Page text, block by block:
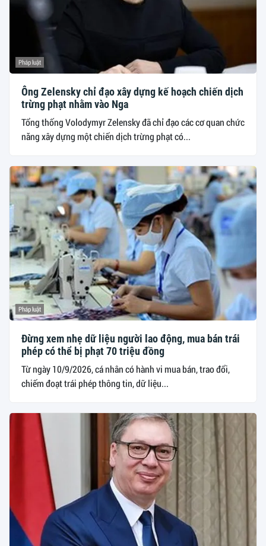
Pháp luật
Ông Zelensky chỉ đạo xây dựng kế hoạch chiến dịch
trừng phạt nhằm vào Nga
Tổng thống Volodymyr Zelensky đã chỉ đạo các cơ quan chức
năng xây dựng một chiến dịch trừng phạt có...
Pháp luật
Đừng xem nhẹ dữ liệu người lao động, mua bán trái
phép có thể bị phạt 70 triệu đồng
Từ ngày 10/9/2026, cá nhân có hành vi mua bán, trao đổi,
chiếm đoạt trái phép thông tin, dữ liệu...